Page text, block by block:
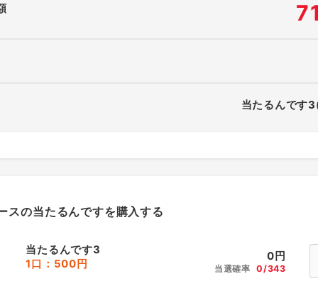
当たるんです
スの当たるんですを購入する
当たるんです3
1口：500円
0円
当選確率 0/343